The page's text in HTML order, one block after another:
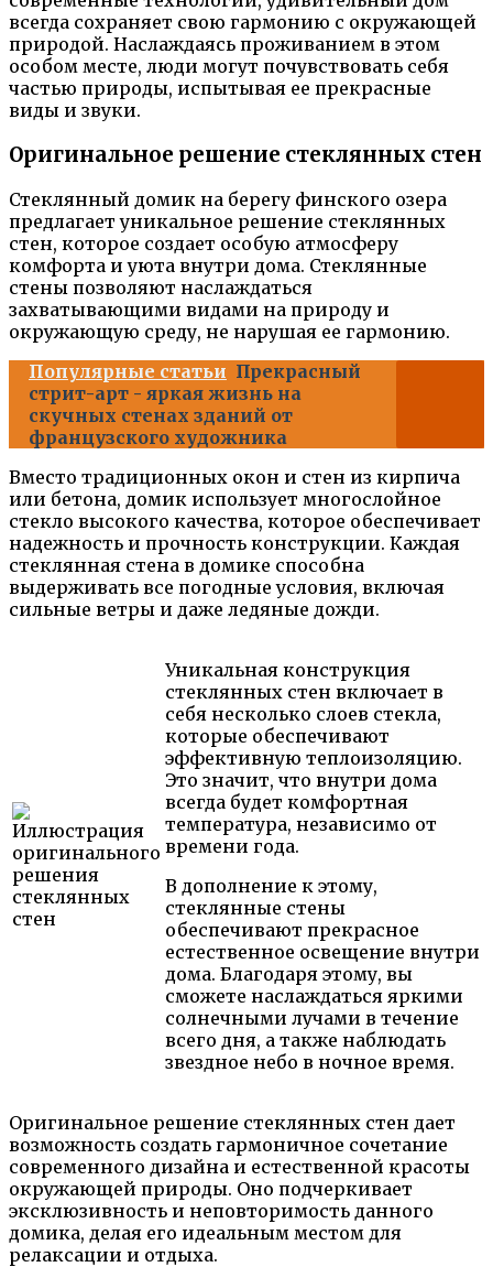
всегда сохраняет свою гармонию с окружающей
природой. Наслаждаясь проживанием в этом
особом месте, люди могут почувствовать себя
частью природы, испытывая ее прекрасные
виды и звуки.
Оригинальное решение стеклянных стен
Стеклянный домик на берегу финского озера
предлагает уникальное решение стеклянных
стен, которое создает особую атмосферу
комфорта и уюта внутри дома. Стеклянные
стены позволяют наслаждаться
захватывающими видами на природу и
окружающую среду, не нарушая ее гармонию.
Популярные статьи Прекрасный
стрит-арт - яркая жизнь на
скучных стенах зданий от
французского художника
Вместо традиционных окон и стен из кирпича
или бетона, домик использует многослойное
стекло высокого качества, которое обеспечивает
надежность и прочность конструкции. Каждая
стеклянная стена в домике способна
выдерживать все погодные условия, включая
сильные ветры и даже ледяные дожди.
Уникальная конструкция
стеклянных стен включает в
себя несколько слоев стекла,
которые обеспечивают
эффективную теплоизоляцию.
Это значит, что внутри дома
всегда будет комфортная
температура, независимо от
времени года.
В дополнение к этому,
стеклянные стены
обеспечивают прекрасное
естественное освещение внутри
дома. Благодаря этому, вы
сможете наслаждаться яркими
солнечными лучами в течение
всего дня, а также наблюдать
звездное небо в ночное время.
Оригинальное решение стеклянных стен дает
возможность создать гармоничное сочетание
современного дизайна и естественной красоты
окружающей природы. Оно подчеркивает
эксклюзивность и неповторимость данного
домика, делая его идеальным местом для
релаксации и отдыха.